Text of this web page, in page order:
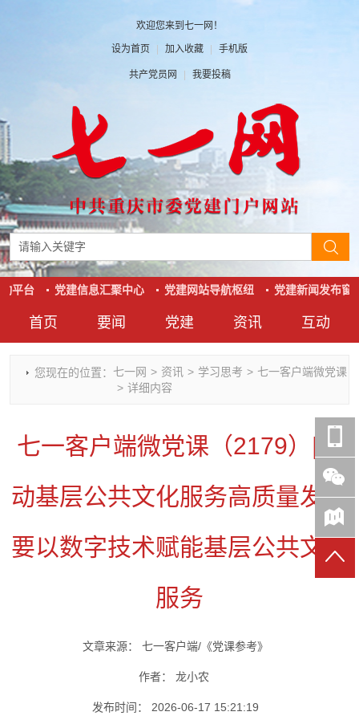
欢迎您来到七一网！
设为首页 | 加入收藏 | 手机版
共产党员网 | 我要投稿
首页 要闻
时政要闻
干部任免
理论武装
七一视角
党建
党建动态
人才工作
基层组织建设
作风建设
资讯
热点关注
党刊好文
党务知识
党史参阅
七一书院
互动
红岩评论
七一文学
党建头条微信公众号
七一号
平台 党建信息汇聚中心 党建网站导航枢纽 党建新闻发布窗
您现在的位置： 七一网 > 资讯 > 学习思考 > 七一客户端微党课
> 详细内容
七一客户端微党课（2179）|推
动基层公共文化服务高质量发展
要以数字技术赋能基层公共文化
服务
文章来源： 七一客户端/《党课参考》
作者： 龙小农
发布时间： 2026-06-17 15:21:19